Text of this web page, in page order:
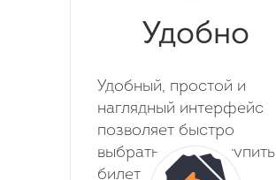
Удобно
Удобный, простой и
наглядный интерфейс
позволяет быстро
выбрать место и купить
билет на автобус.